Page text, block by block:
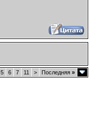
5 6 7 11 > Последняя »